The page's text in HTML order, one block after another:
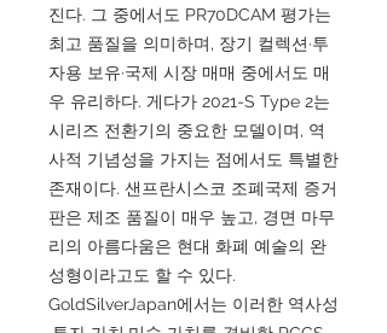
진다. 그 중에서도 PR70DCAM 평가는
최고 품질을 의미하며, 장기 컬렉션·투
자용 보유·국제 시장 매매 중에서도 매
우 유리하다. 게다가 2021-S Type 2는
시리즈 전환기의 중요한 모델이며, 역
사적 기념성을 가지는 점에서도 특별한
존재이다. 샌프란시스코 조폐국제 증거
판은 제조 품질이 매우 높고, 경면 마무
리의 아름다움은 현대 화폐 예술의 완
성형이라고도 할 수 있다.
GoldSilverJapan에서는 이러한 역사성